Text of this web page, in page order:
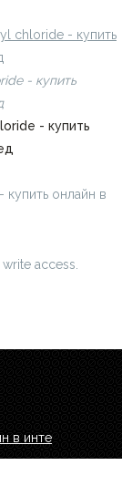
chloride - купить
- купить
- купить
онлайн в
access.
в инте